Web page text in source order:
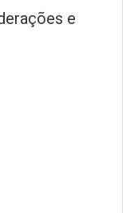
e